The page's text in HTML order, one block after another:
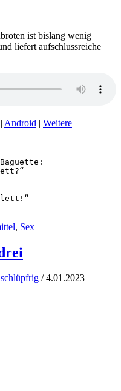
ist bislang wenig
liefert aufschlussreiche
| Android | Weitere
, Sex
schlüpfrig /4.01.2023